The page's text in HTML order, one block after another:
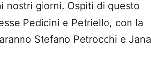
nostri giorni. Ospiti di questo
Pedicini e Petriello, con la
Stefano Petrocchi e Jana